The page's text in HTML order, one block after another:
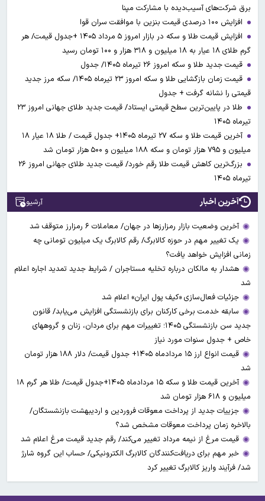
برق شرکت‌های آسیب‌دیده با مشارکت مپنا
افزایش ۱۰۰ درصدی قیمت بنزین با موافقت سران قوا
افزایش قیمت طلا و سکه در بازار امروز ۵ مرداد ۱۴۰۵ +جدول قیمت/ هر
گرم طلای ۱۸ عیار به ۱۸ میلیون و ۳۱۸ هزار و ۱۰۰ تومان رسید
قیمت جدید طلا و سکه امروز ۲۶ تیرماه ۱۴۰۵/ جدول
قیمت زمان بازگشایی طلا و سکه امروز ۲۳ تیرماه ۱۴۰۵/ سکه مرز جدید
قیمتی را نشانه گرفت + جدول
طلا در پایین‌ترین سطح قیمتی ایستاد/ قیمت جدید طلای جهانی امروز ۲۳
تیرماه ۱۴۰۵
آخرین قیمت طلا و سکه ۲۷ تیرماه ۱۴۰۵+ جدول قیمت / طلا ۱۸ عیار ۱۸
میلیون و ۷۹۵ هزار تومان و سکه ۱۸۸ میلیون و ۵۰۰ هزار تومان شد
بزرگ‌ترین کاهش قیمت طلا رقم خورد/ قیمت جدید طلای جهانی امروز ۲۶
تیرماه ۱۴۰۵
آخرین اخبار آرشیو
آخرین وضعیت بازار رمزارزها در جهان/ معاملات ۶ رمزارز متوقف شد
یک تغییر مهم در حوزه کالابرگ/ رقم کالابرگ یک میلیون تومانی چه
زمانی افزایش خواهد یافت؟
هشدار به مالکان درباره تخلیه مستاجران / شرایط جدید تمدید اجاره اعلام
شد
جزئیات فعال‌سازی «کیف پول ایران» اعلام شد
سابقه خدمت برخی کارکنان برای بازنشستگی افزایش می‌یابد/ قانون
جدید سن بازنشستگی ۱۴۰۵؛ تغییرات مهم برای مردان، زنان و گروههای
خاص + جدول سنوات مورد نیاز
قیمت انواع ارز ۱۵ مردادماه ۱۴۰۵+ جدول قیمت/ دلار ۱۸۸ هزار تومان
شد
آخرین قیمت طلا و سکه ۱۵ مردادماه ۱۴۰۵+جدول قیمت/ طلا هر گرم ۱۸
میلیون و ۶۱۸ هزار تومان شد
جزییات جدید از پرداخت معوقات فروردین و اردیبهشت بازنشستگان/
بالاخره زمان پرداخت معوقات مشخص شد؟
قیمت مرغ از نیمه مرداد تغییر می‌کند/ رقم جدید قیمت مرغ اعلام شد
خبر مهم برای دریافت‌کنندگان کالابرگ الکترونیکی/ حساب این گروه شارژ
شد/ فرآیند واریز کالابرگ تغییر کرد